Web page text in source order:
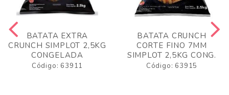
BATATA EXTRA
CRUNCH SIMPLOT 2,5KG
CONGELADA
Código: 63911
BATATA CRUNCH
CORTE FINO 7MM
SIMPLOT 2,5KG CONG.
Código: 63915